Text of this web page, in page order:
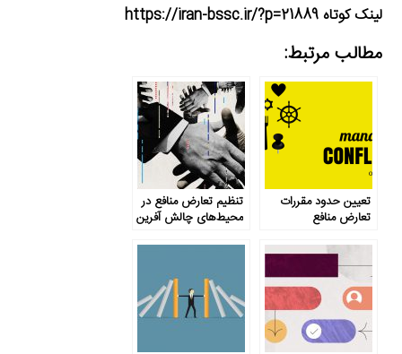
لینک کوتاه https://iran-bssc.ir/?p=21889
مطالب مرتبط:
تعیین حدود مقررات
تعارض منافع
تنظیم تعارض منافع در
محیط‌های چالش آفرین